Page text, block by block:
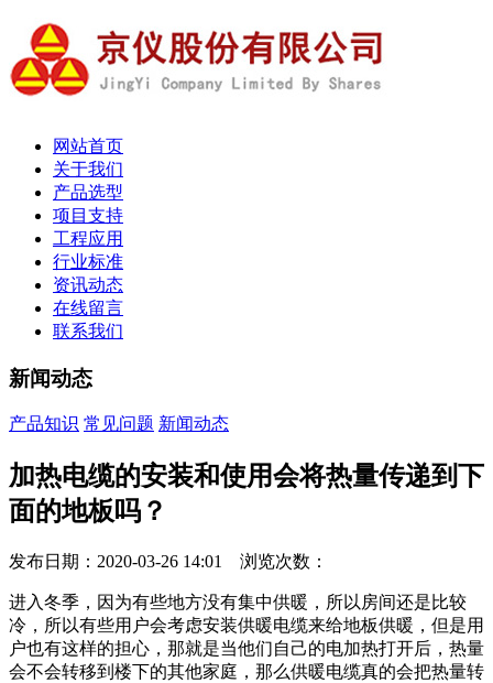
网站首页
关于我们
产品选型
项目支持
工程应用
行业标准
资讯动态
在线留言
联系我们
新闻动态
产品知识 常见问题 新闻动态
加热电缆的安装和使用会将热量传递到下
面的地板吗？
发布日期：2020-03-26 14:01 浏览次数：
进入冬季，因为有些地方没有集中供暖，所以房间还是比较
冷，所以有些用户会考虑安装供暖电缆来给地板供暖，但是用
户也有这样的担心，那就是当他们自己的电加热打开后，热量
会不会转移到楼下的其他家庭，那么供暖电缆真的会把热量转